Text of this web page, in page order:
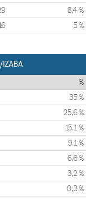
8,4 %
5 %
IZABA
%
35 %
25,6 %
15,1 %
9,1 %
6,6 %
3,2 %
0,3 %